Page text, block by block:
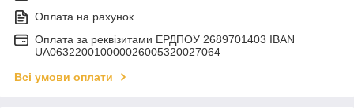
Оплата на рахунок
Оплата за реквізитами ЕРДПОУ 2689701403 IBAN
UA063220010000026005320027064
Всі умови оплати